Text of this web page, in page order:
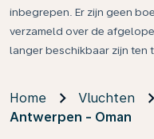
inbegrepen. Er zijn geen
verzameld over de
langer beschikbaar zijn ten
Home Vluchten
Antwerpen - Oman